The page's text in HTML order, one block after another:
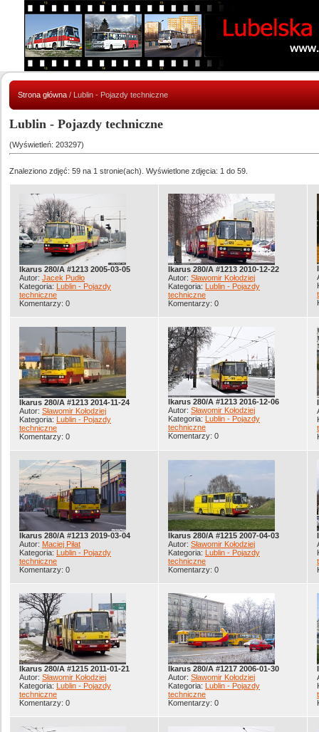
Strona główna / Lublin - Pojazdy techniczne
Lublin - Pojazdy techniczne
(Wyświetleń: 203297)
Znaleziono zdjęć: 59 na 1 stronie(ach). Wyświetlone zdjęcia: 1 do 59.
Ikarus 280/A #1213 2005-03-05
Autor: Jacek Pudło
Kategoria: Lublin - Pojazdy
techniczne
Komentarzy: 0
Ikarus 280/A #1213 2010-12-22
Autor: Sławomir Kołodziej
Kategoria: Lublin - Pojazdy
techniczne
Komentarzy: 0
Ikarus 280/A #1213 2014-11-24
Autor: Sławomir Kołodziej
Kategoria: Lublin - Pojazdy
techniczne
Komentarzy: 0
Ikarus 280/A #1213 2016-12-06
Autor: Sławomir Kołodziej
Kategoria: Lublin - Pojazdy
techniczne
Komentarzy: 0
Ikarus 280/A #1213 2019-03-04
Autor: Maciej Piłat
Kategoria: Lublin - Pojazdy
techniczne
Komentarzy: 0
Ikarus 280/A #1215 2007-04-03
Autor: Sławomir Kołodziej
Kategoria: Lublin - Pojazdy
techniczne
Komentarzy: 0
Ikarus 280/A #1215 2011-01-21
Autor: Sławomir Kołodziej
Kategoria: Lublin - Pojazdy
techniczne
Komentarzy: 0
Ikarus 280/A #1217 2006-01-30
Autor: Sławomir Kołodziej
Kategoria: Lublin - Pojazdy
techniczne
Komentarzy: 0